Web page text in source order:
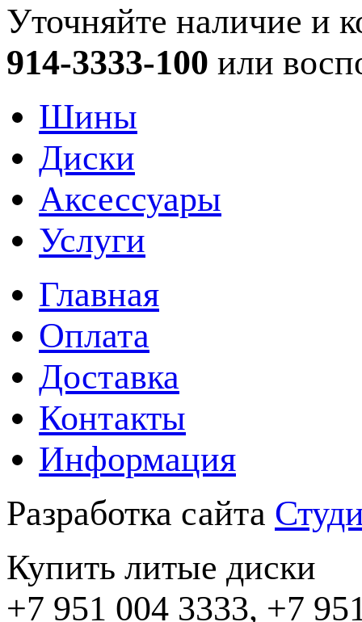
Уточняйте наличие и
914-3333-100 или
Шины
Диски
Аксессуары
Услуги
Главная
Оплата
Доставка
Контакты
Информация
Разработка сайта
Купить литые диски
+7 951 004 3333, +7